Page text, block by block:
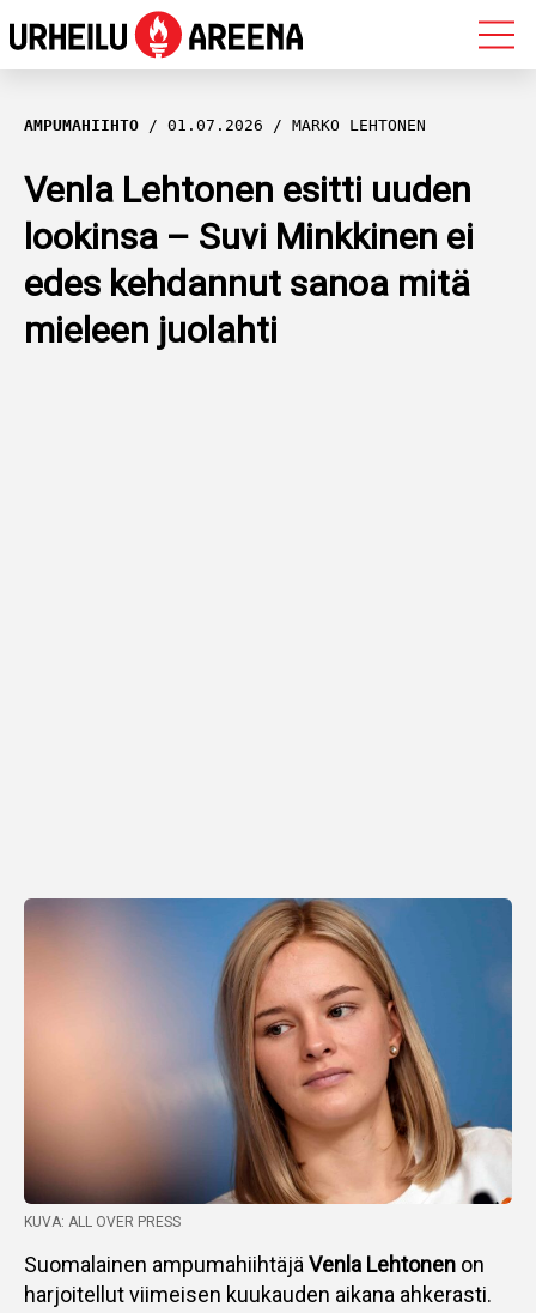
OLYMPIALAISET
MAASTOHIIHTO
AMPUMAHIIHTO
YLEISURHEILU
AMPUMAHIIHTO 01.07.2026 MARKO LEHTONEN
Venla Lehtonen esitti uuden
lookinsa – Suvi Minkkinen ei
edes kehdannut sanoa mitä
mieleen juolahti
KUVA: ALL OVER PRESS
Suomalainen ampumahiihtäjä Venla Lehtonen on
harjoitellut viimeisen kuukauden aikana ahkerasti.